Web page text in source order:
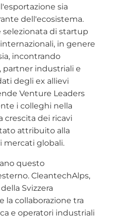
sia
dell'ecosistema.
di startup
in genere
incontrando
partner industriali e
degli ex allievi
Venture Leaders
i colleghi nella
crescita dei ricavi
attribuito alla
mercati globali.
questo
CleantechAlps,
Svizzera
la collaborazione tra
e operatori industriali